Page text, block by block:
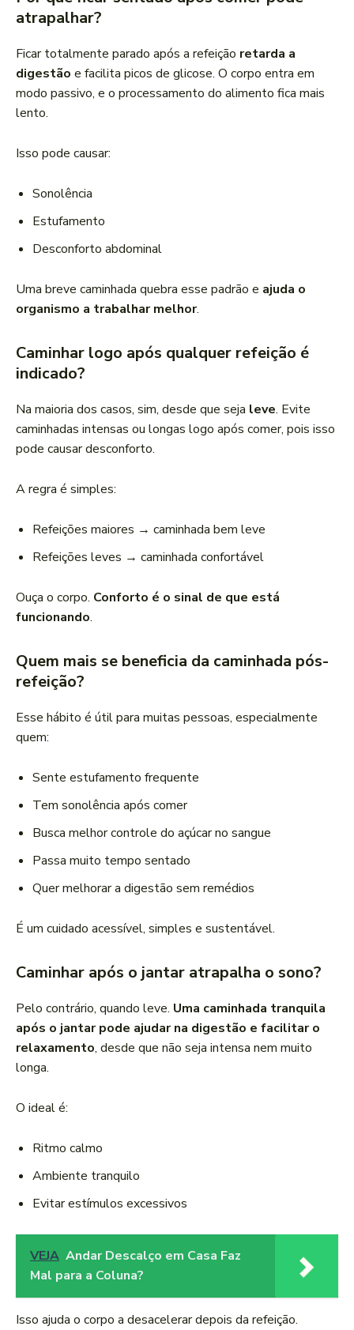
atrapalhar?
Ficar totalmente parado após a refeição retarda a
digestão e facilita picos de glicose. O corpo entra em
modo passivo, e o processamento do alimento fica mais
lento.
Isso pode causar:
Sonolência
Estufamento
Desconforto abdominal
Uma breve caminhada quebra esse padrão e ajuda o
organismo a trabalhar melhor.
Caminhar logo após qualquer refeição é
indicado?
Na maioria dos casos, sim, desde que seja leve. Evite
caminhadas intensas ou longas logo após comer, pois isso
pode causar desconforto.
A regra é simples:
Refeições maiores → caminhada bem leve
Refeições leves → caminhada confortável
Ouça o corpo. Conforto é o sinal de que está
funcionando.
Quem mais se beneficia da caminhada pós-
refeição?
Esse hábito é útil para muitas pessoas, especialmente
quem:
Sente estufamento frequente
Tem sonolência após comer
Busca melhor controle do açúcar no sangue
Passa muito tempo sentado
Quer melhorar a digestão sem remédios
É um cuidado acessível, simples e sustentável.
Caminhar após o jantar atrapalha o sono?
Pelo contrário, quando leve. Uma caminhada tranquila
após o jantar pode ajudar na digestão e facilitar o
relaxamento, desde que não seja intensa nem muito
longa.
O ideal é:
Ritmo calmo
Ambiente tranquilo
Evitar estímulos excessivos
VEJA Andar Descalço em Casa Faz
Mal para a Coluna?
Isso ajuda o corpo a desacelerar depois da refeição.